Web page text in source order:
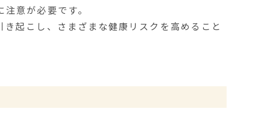
意が必要です。
起こし、さまざまな健康リスクを高めること